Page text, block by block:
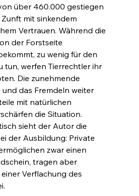
über 460.000 gestiegen
mit sinkendem
Vertrauen. Während die
der Forstseite
zu wenig für den
tun, werfen Tierrechtler ihr
Die zunehmende
das Fremdeln weiter
mit natürlichen
die Situation.
sieht der Autor die
der Ausbildung: Private
zwar einen
tragen aber
Verflachung des